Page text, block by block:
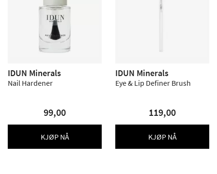
IDUN Minerals
Nail Hardener
99,00
KJØP NÅ
IDUN Minerals
Eye & Lip Definer Brush
119,00
KJØP NÅ